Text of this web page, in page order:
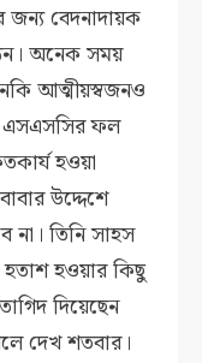
জন্য বেদনাদায়ক
অনেক সময়
আত্মীয়স্বজনও
এসএসসির ফল
হওয়া
উদ্দেশে
না। তিনি সাহস
হতাশ হওয়ার কিছু
দিয়েছেন
দেখ শতবার।